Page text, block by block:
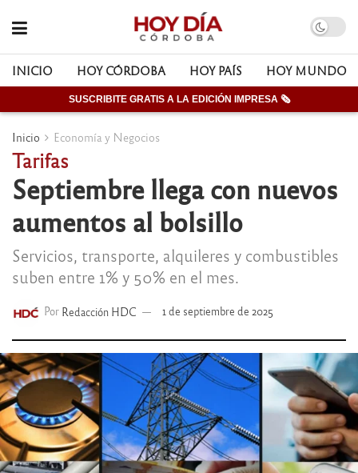
INICIO HOY CÓRDOBA HOY PAÍS HOY MUNDO
SUSCRIBITE GRATIS A LA EDICIÓN IMPRESA 🗞
Inicio Economía y Negocios
Tarifas
Septiembre llega con nuevos
aumentos al bolsillo
Servicios, transporte, alquileres y combustibles
suben entre 1% y 50% en el mes.
Por Redacción HDC 1 de septiembre de 2025